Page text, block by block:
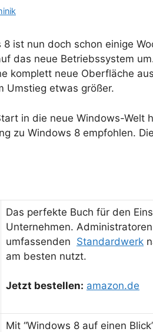
8 ist nun doch schon einige
das neue Betriebssystem
komplett neue Oberfläche
Umstieg etwas größer.
in die neue Windows-Welt
zu Windows 8 empfohlen.
Das perfekte Buch für den
Unternehmen.
umfassenden Standardwerk
am besten nutzt.
Jetzt bestellen: amazon.de
Mit “Windows 8 auf einen